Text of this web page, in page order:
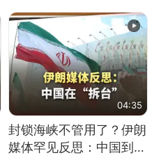
料能跑几十年
04:35
封锁海峡不管用了？伊朗
媒体罕见反思：中国到底